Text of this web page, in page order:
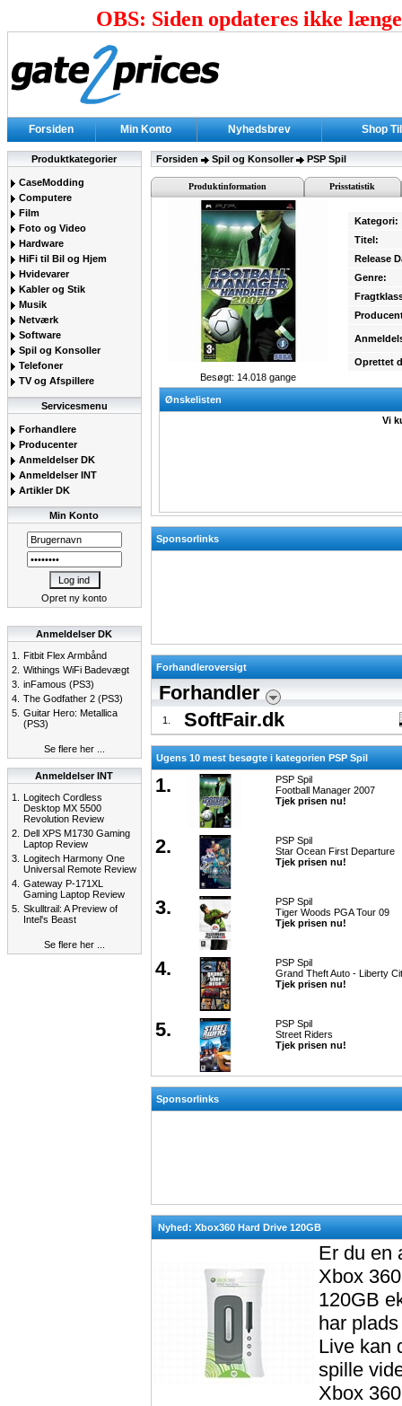
OBS: Siden opdateres ikke
Forsiden Min Konto Nyhedsbrev Shop
Produktkategorier
CaseModding
Computere
Film
Foto og Video
Hardware
HiFi til Bil og Hjem
Hvidevarer
Kabler og Stik
Musik
Netværk
Software
Spil og Konsoller
Telefoner
TV og Afspillere
Servicesmenu
Forhandlere
Producenter
Anmeldelser DK
Anmeldelser INT
Artikler DK
Min Konto
Opret ny konto
Anmeldelser DK
1.
Fitbit Flex Armbånd
2. Withings WiFi Badevægt
3. inFamous (PS3)
4. The Godfather 2 (PS3)
5. Guitar Hero: Metallica
(PS3)
Se flere her ...
Anmeldelser INT
1.
Logitech Cordless
Desktop MX 5500
Revolution Review
2. Dell XPS M1730 Gaming
Laptop Review
3. Logitech Harmony One
Universal Remote Review
4. Gateway P-171XL
Gaming Laptop Review
5. Skulltrail: A Preview of
Intel's Beast
Se flere her ...
Forsiden Spil og Konsoller PSP Spil
Produktinformation Prisstatistik
Besøgt: 14.018 gange
Kategori:
Titel:
Release
Genre:
Oprettet
Ønskelisten
Vi
Sponsorlinks
Forhandleroversigt
Forhandler
1. SoftFair.dk
Ugens 10 mest besøgte i kategorien PSP Spil
1.
PSP Spil
Football Manager 2007
Tjek prisen nu!
2.
PSP Spil
Star Ocean First Departure
Tjek prisen nu!
3.
PSP Spil
Tiger Woods PGA Tour 09
Tjek prisen nu!
4.
PSP Spil
Grand Theft Auto - Liberty
Tjek prisen nu!
5.
PSP Spil
Street Riders
Tjek prisen nu!
Sponsorlinks
Nyhed: Xbox360 Hard Drive 120GB
Er du en
Xbox
120GB
har
Live kan
spille
Xbox